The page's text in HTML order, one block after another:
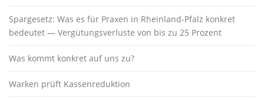
Spargesetz: Was es für Praxen in Rheinland-Pfalz konkret
bedeutet — Vergütungsverluste von bis zu 25 Prozent
Was kommt konkret auf uns zu?
Warken prüft Kassenreduktion